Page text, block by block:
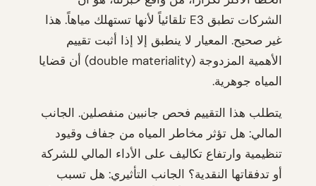
الشركات تطبق E3 تلقائياً لأنها تستهلك مياهاً. هذا
غير صحيح. المعيار لا ينطبق إلا إذا أثبت تقييم
الأهمية المزدوجة (double materiality) أن قضايا
المياه جوهرية.
يتطلب هذا التقييم فحص جانبين منفصلين. الجانب
المالي: هل تؤثر مخاطر المياه من جفاف وقيود
تنظيمية وارتفاع تكاليف على الأداء المالي للشركة
أو تدفقاتها النقدية؟ الجانب التأثيري: هل تسبب